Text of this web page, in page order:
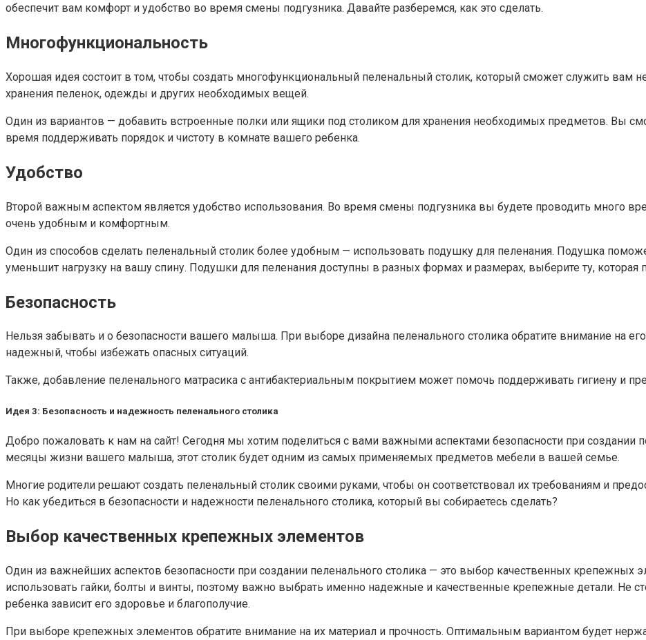
обеспечит вам комфорт и удобство во время смены подгузника. Давайте разберемся, как это сделать.
Многофункциональность
Хорошая идея состоит в том, чтобы создать многофункциональный пеленальный столик, который сможет служить вам
хранения пеленок, одежды и других необходимых вещей.
Один из вариантов — добавить встроенные полки или ящики под столиком для хранения необходимых предметов. Вы
время поддерживать порядок и чистоту в комнате вашего ребенка.
Удобство
Второй важным аспектом является удобство использования. Во время смены подгузника вы будете проводить много
очень удобным и комфортным.
Один из способов сделать пеленальный столик более удобным — использовать подушку для пеленания. Подушка
уменьшит нагрузку на вашу спину. Подушки для пеленания доступны в разных формах и размерах, выберите ту, которая
Безопасность
Нельзя забывать и о безопасности вашего малыша. При выборе дизайна пеленального столика обратите внимание на
надежный, чтобы избежать опасных ситуаций.
Также, добавление пеленального матрасика с антибактериальным покрытием может помочь поддерживать гигиену и
Идея 3: Безопасность и надежность пеленального столика
Добро пожаловать к нам на сайт! Сегодня мы хотим поделиться с вами важными аспектами безопасности при создании
месяцы жизни вашего малыша, этот столик будет одним из самых применяемых предметов мебели в вашей семье.
Многие родители решают создать пеленальный столик своими руками, чтобы он соответствовал их требованиям и
Но как убедиться в безопасности и надежности пеленального столика, который вы собираетесь сделать?
Выбор качественных крепежных элементов
Один из важнейших аспектов безопасности при создании пеленального столика — это выбор качественных крепежных
использовать гайки, болты и винты, поэтому важно выбрать именно надежные и качественные крепежные детали. Не
ребенка зависит его здоровье и благополучие.
При выборе крепежных элементов обратите внимание на их материал и прочность. Оптимальным вариантом будет